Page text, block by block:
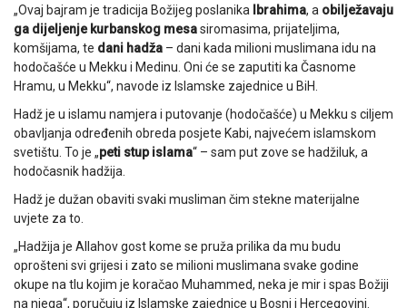
„Ovaj bajram je tradicija Božijeg poslanika
Ibrahima, a obilježavaju
ga dijeljenje kurbanskog mesasiromasima, prijateljima,
komšijama, te dani hadža – dani kada milioni muslimana idu na
hodočašće u Mekku i Medinu. Oni će se zaputiti ka Časnome
Hramu, u Mekku“, navode iz Islamske zajednice u BiH.
Hadž je u islamu namjera i putovanje (hodočašće) u Mekku s ciljem
obavljanja određenih obreda posjete Kabi, najvećem islamskom
svetištu. To je „peti stup islama“ – sam put zove se hadžiluk, a
hodočasnik hadžija.
Hadž je dužan obaviti svaki musliman čim stekne materijalne
uvjete za to.
„Hadžija je Allahov gost kome se pruža prilika da mu budu
oprošteni svi grijesi i zato se milioni muslimana svake godine
okupe na tlu kojim je koračao Muhammed, neka je mir i spas Božiji
na njega“, poručuju iz Islamske zajednice u Bosni i Hercegovini.